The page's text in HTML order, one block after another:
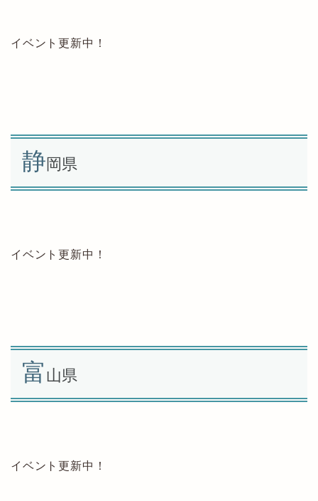
イベント更新中！
静岡県
イベント更新中！
富 山県
イベント更新中！